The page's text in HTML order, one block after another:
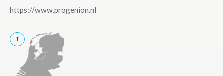
https://www.progenion.nl